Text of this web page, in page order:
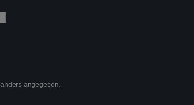
angegeben.